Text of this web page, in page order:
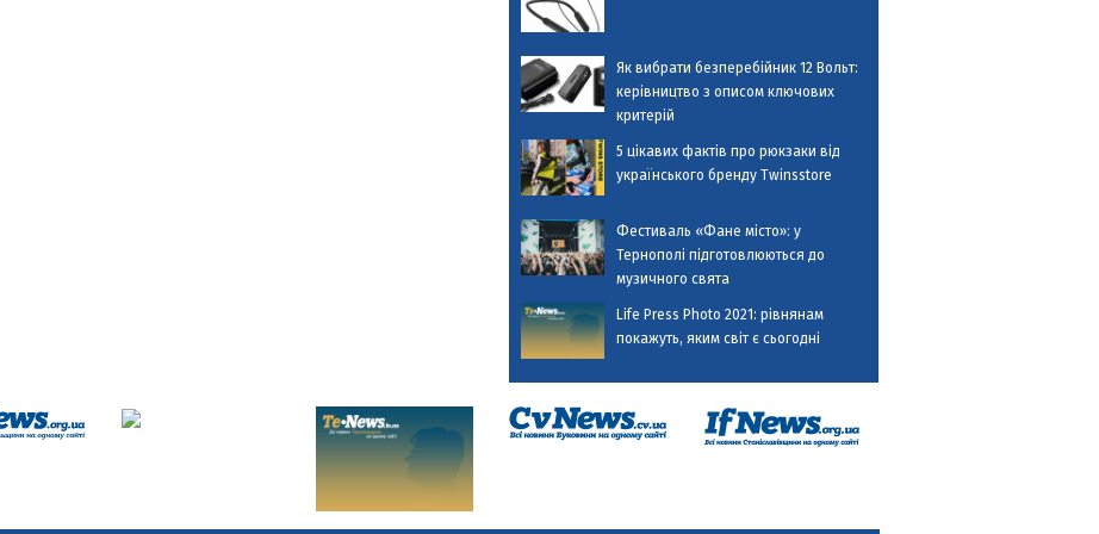
Як вибрати безперебійник 12 Вольт:
керівництво з описом ключових
критерій
5 цікавих фактів про рюкзаки від
українського бренду Twinsstore
Фестиваль «Фане місто»: у
Тернополі підготовлюються до
музичного свята
Life Press Photo 2021: рівнянам
покажуть, яким світ є сьогодні